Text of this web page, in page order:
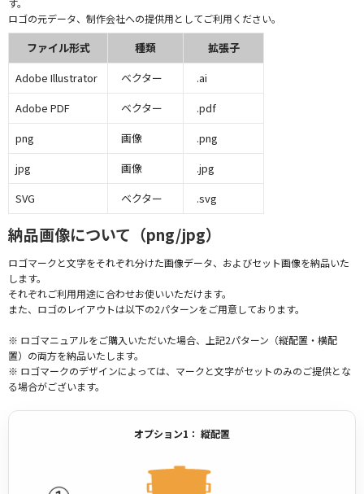
す。
ロゴの元データ、制作会社への提供用としてご利用ください。
ファイル形式 種類
拡張子
Adobe Illustrator
ベクター
.ai
Adobe PDF
ベクター
.pdf
png
画像
.png
jpg
画像
.jpg
SVG
ベクター .svg
納品画像について（png/jpg）
ロゴマークと文字をそれぞれ分けた画像データ、およびセット画像を納品いた
します。
それぞれご利用用途に合わせお使いいただけます。
また、ロゴのレイアウトは以下の2パターンをご用意しております。
※ ロゴマニュアルをご購入いただいた場合、上記2パターン（縦配置・横配
置）の両方を納品いたします。
※ ロゴマークのデザインによっては、マークと文字がセットのみのご提供とな
る場合がございます。
オプション1： 縦配置